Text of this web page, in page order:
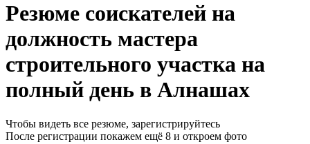
Резюме соискателей на
должность мастера
строительного участка на
полный день в Алнашах
Чтобы видеть все резюме, зарегистрируйтесь
После регистрации покажем ещё 8 и откроем фото